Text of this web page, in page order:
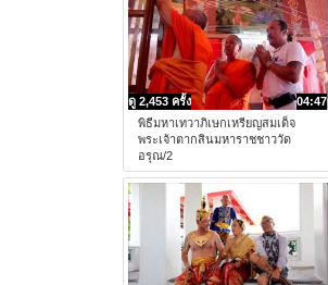
04:47
ดู 2,453 ครั้ง
พิธีมหาเทวาภิเษกเหรียญสมเด็จ
พระเจ้าตากสินมหาราชชาววัด
อรุณ/2